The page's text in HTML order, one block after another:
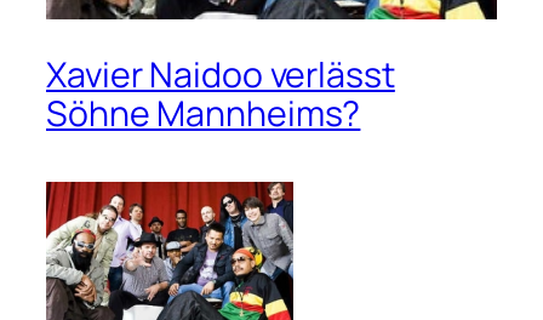
Xavier Naidoo verlässt
Söhne Mannheims?